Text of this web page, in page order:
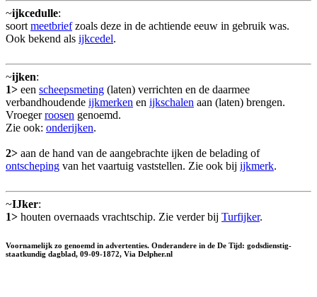
~ijkcedulle:
soort meetbriefzoals deze in de achtiende eeuw in gebruik was.
Ook bekend als ijkcedel.
~ijken:
1> een scheepsmeting (laten) verrichten en de daarmee
verbandhoudende ijkmerken en ijkschalen aan (laten) brengen.
Vroegerroosen genoemd.
Zie ook: onderijken.
2> aan de hand van de aangebrachte ijken de belading of
ontscheping van het vaartuig vaststellen. Zie ook bij ijkmerk.
~IJker:
1> houten overnaads vrachtschip. Zie verder bij Turfijker.
Voornamelijk zo genoemd in advertenties. Onderandere in de De Tĳd: godsdienstig-
staatkundig dagblad, 09-09-1872, Via Delpher.nl